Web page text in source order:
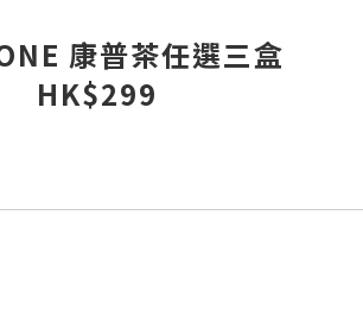
康普茶任選三盒
HK$299